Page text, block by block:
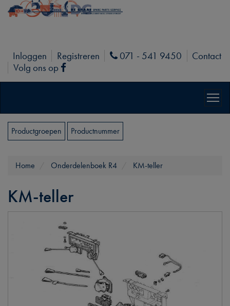
Inloggen Registreren Phone
071 - 541 9450
Contact
Volg ons op
Facebook
Productgroepen Productnummer
Home Onderdelenboek R4 KM-teller
KM-teller